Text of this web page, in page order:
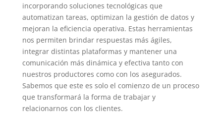
incorporando soluciones tecnológicas que
automatizan tareas, optimizan la gestión de datos y
mejoran la eficiencia operativa. Estas herramientas
nos permiten brindar respuestas más ágiles,
integrar distintas plataformas y mantener una
comunicación más dinámica y efectiva tanto con
nuestros productores como con los asegurados.
Sabemos que este es solo el comienzo de un proceso
que transformará la forma de trabajar y
relacionarnos con los clientes.